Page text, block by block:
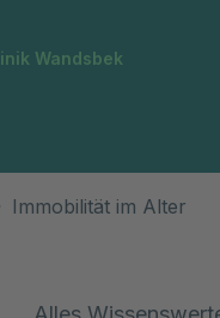
Wandsbek
Immobilität im Alter